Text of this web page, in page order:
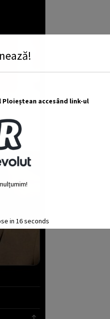
Ploieștean accesând link-ul
in 15seconds